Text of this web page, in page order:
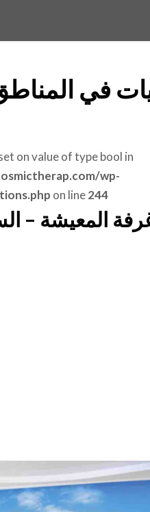
في
on value of type bool in
wp-
on line244
المعيشة –